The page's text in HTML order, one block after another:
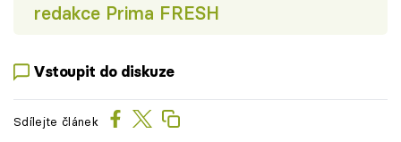
redakce Prima FRESH
Vstoupit do diskuze
Sdílejte článek